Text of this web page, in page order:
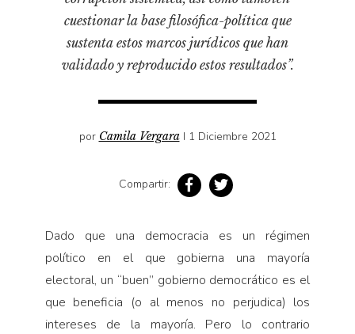
Pensamiento ilustrado
Personaje
Voces y lecturas
cuestionar la base filosófica-política que
sustenta estos marcos jurídicos que han
validado y reproducido estos resultados”.
por Camila Vergara I 1 Diciembre 2021
Compartir:
Dado que una democracia es un régimen
político en el que gobierna una mayoría
electoral, un “buen” gobierno democrático es el
que beneficia (o al menos no perjudica) los
intereses de la mayoría. Pero lo contrario